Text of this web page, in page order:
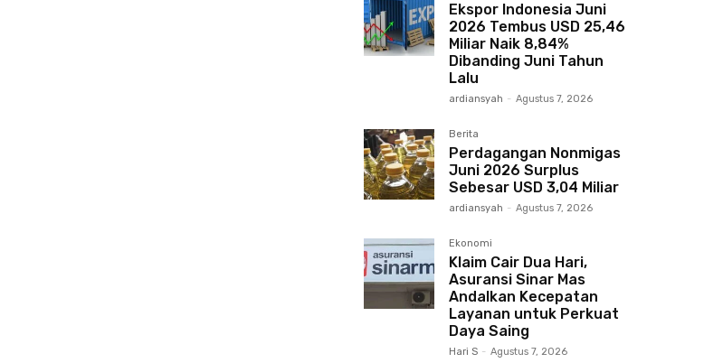
Ekspor Indonesia Juni
2026 Tembus USD 25,46
Miliar Naik 8,84%
Dibanding Juni Tahun
Lalu
ardiansyah - Agustus 7, 2026
Berita
Perdagangan Nonmigas
Juni 2026 Surplus
Sebesar USD 3,04 Miliar
ardiansyah - Agustus 7, 2026
Ekonomi
Klaim Cair Dua Hari,
Asuransi Sinar Mas
Andalkan Kecepatan
Layanan untuk Perkuat
Daya Saing
Hari S - Agustus 7, 2026